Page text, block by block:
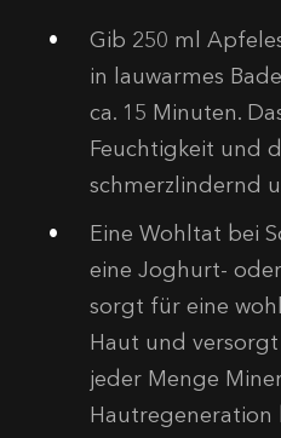
Gib 250 ml
in lauwarmes
ca. 15 Minuten.
Feuchtigkeit und
schmerzlindernd
Eine Wohltat bei
eine Joghurt-
sorgt für eine
Haut und
jeder Menge
Hautregeneration